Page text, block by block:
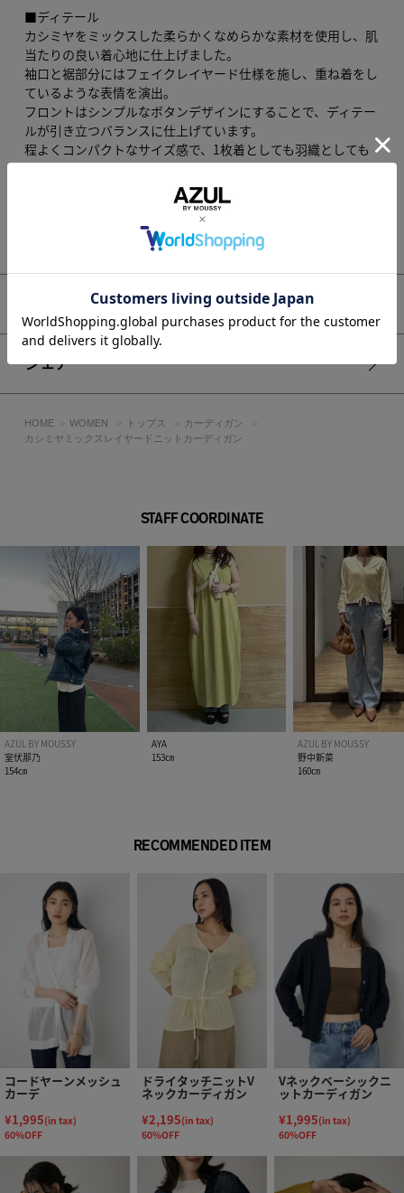
■ディテール
カシミヤをミックスした柔らかくなめらかな素材を使用し、肌
当たりの良い着心地に仕上げました。
袖口と裾部分にはフェイクレイヤード仕様を施し、重ね着をし
ているような表情を演出。
フロントはシンプルなボタンデザインにすることで、ディテー
ルが引き立つバランスに仕上げています。
程よくコンパクトなサイズ感で、1枚着としても羽織としても
活躍します。
同素材のトップス(250JSR70-2791 カシミヤミックスクルーネ
ックニット)と合わせた、シリーズでの着こなしがおすすめ。
デニムやスラックス、タイトスカートまで幅広く合わせやす
く、オン・オフ問わず着回し可能です。
14ゲージのハイゲージで、風合いが硬くならない限界まで度目
を詰めて編み立てています。
さらに最終工程の洗いと仕上げ加工により、ハイゲージながら
光沢感：なし
■モデル身長：175cm、着用サイズ：Mサイズ
[注意事項]
※画像の商品はサンプルです。実際の商品と仕様、加工が若干
異なる場合があります。
※画像の商品は光の照射や角度、お使いのモニター環境によ
り、実物と色味が異なる場合がございます。
※着用、お取り扱いの際は、アテンションタグをご確認くださ
い。
もっと見る
アイテムサイズ
シェア
HOME WOMEN トップス
カーディガン
カシミヤミックスレイヤードニットカーディガン
STAFF COORDINATE
AZUL BY MOUSSY
室伏那乃
154㎝
AYA
153㎝
AZUL BY MOUSSY
野中新菜
160㎝
RECOMMENDED ITEM
コードヤーンメッシュ
カーデ
¥1,995(in tax)
60%OFF
ドライタッチニットV
ネックカーディガン
¥2,195(in tax)
60%OFF
Vネックベーシックニ
ットカーディガン
¥1,995(in tax)
60%OFF